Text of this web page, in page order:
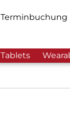
Terminbuchung
Tablets